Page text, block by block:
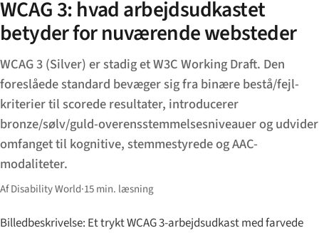
WCAG 3: hvad arbejdsudkastet
betyder for nuværende websteder
WCAG 3 (Silver) er stadig et W3C Working Draft. Den
foreslåede standard bevæger sig fra binære bestå/fejl-
kriterier til scorede resultater, introducerer
bronze/sølv/guld-overensstemmelses­niveauer og udvider
omfanget til kognitive, stemmestyrede og AAC-
modaliteter.
Af Disability World·15 min. læsning
Billedbeskrivelse: Et trykt WCAG 3-arbejdsudkast med farvede